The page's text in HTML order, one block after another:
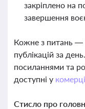
закріплено на
завершення
Кожне з питань —
публікацій за
посиланнями та
доступні у
Стисло про